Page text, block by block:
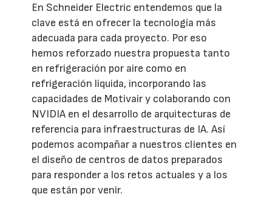
En Schneider Electric entendemos que la
clave está en ofrecer la tecnología más
adecuada para cada proyecto. Por eso
hemos reforzado nuestra propuesta tanto
en refrigeración por aire como en
refrigeración líquida, incorporando las
capacidades de Motivair y colaborando con
NVIDIA en el desarrollo de arquitecturas de
referencia para infraestructuras de IA. Así
podemos acompañar a nuestros clientes en
el diseño de centros de datos preparados
para responder a los retos actuales y a los
que están por venir.